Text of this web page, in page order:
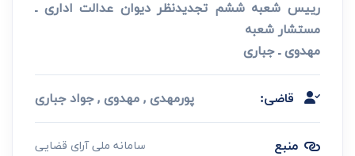
رییس شعبه ششم تجدیدنظر دیوان عدالت اداری ـ
مستشار شعبه
مهدوی ـ جباری
قاضی: پورمهدی , مهدوی , جواد جباری
منبع سامانه ملی آرای قضایی